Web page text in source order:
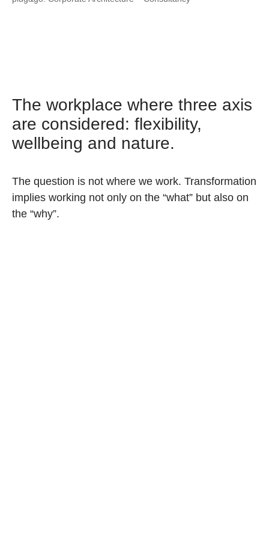
The workplace where three axis
are considered: flexibility,
wellbeing and nature.
The question is not where we work. Transformation
implies working not only on the “what” but also on
the “why”.